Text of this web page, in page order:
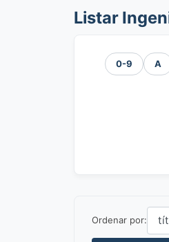
Listar
0-9 A
Ordenar por: